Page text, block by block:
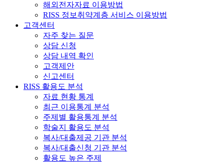
해외전자자료 이용방법
RISS 정보취약계층 서비스 이용방법
고객센터
자주 찾는 질문
상담 신청
상담 내역 확인
고객제안
신고센터
RISS 활용도 분석
자료 현황 통계
최근 이용통계 분석
주제별 활용통계 분석
학술지 활용도 분석
복사/대출제공 기관 분석
복사/대출신청 기관 분석
활용도 높은 주제